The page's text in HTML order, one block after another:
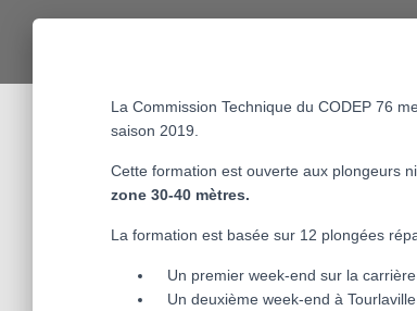
La Commission Technique du CODEP 76
saison 2019.
Cette formation est ouverte aux plongeurs
zone 30-40 mètres.
La formation est basée sur 12 plongées
Un premier week-end sur la
Un deuxième week-end à